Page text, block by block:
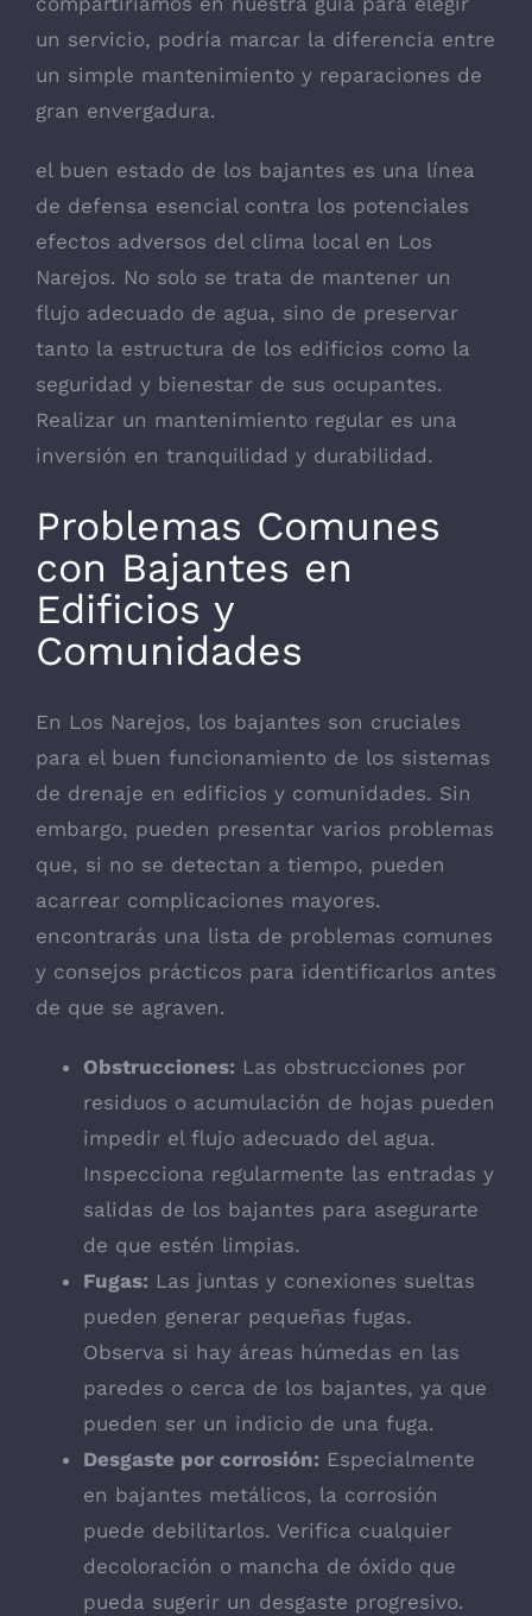
un servicio, podría marcar la diferencia entre
un simple mantenimiento y reparaciones de
gran envergadura.
el buen estado de los bajantes es una línea
de defensa esencial contra los potenciales
efectos adversos del clima local en Los
Narejos. No solo se trata de mantener un
flujo adecuado de agua, sino de preservar
tanto la estructura de los edificios como la
seguridad y bienestar de sus ocupantes.
Realizar un mantenimiento regular es una
inversión en tranquilidad y durabilidad.
Problemas Comunes
con Bajantes en
Edificios y
Comunidades
En Los Narejos, los bajantes son cruciales
para el buen funcionamiento de los sistemas
de drenaje en edificios y comunidades. Sin
embargo, pueden presentar varios problemas
que, si no se detectan a tiempo, pueden
acarrear complicaciones mayores.
encontrarás una lista de problemas comunes
y consejos prácticos para identificarlos antes
de que se agraven.
Obstrucciones: Las obstrucciones por
residuos o acumulación de hojas pueden
impedir el flujo adecuado del agua.
Inspecciona regularmente las entradas y
salidas de los bajantes para asegurarte
de que estén limpias.
Fugas: Las juntas y conexiones sueltas
pueden generar pequeñas fugas.
Observa si hay áreas húmedas en las
paredes o cerca de los bajantes, ya que
pueden ser un indicio de una fuga.
Desgaste por corrosión: Especialmente
en bajantes metálicos, la corrosión
puede debilitarlos. Verifica cualquier
decoloración o mancha de óxido que
pueda sugerir un desgaste progresivo.